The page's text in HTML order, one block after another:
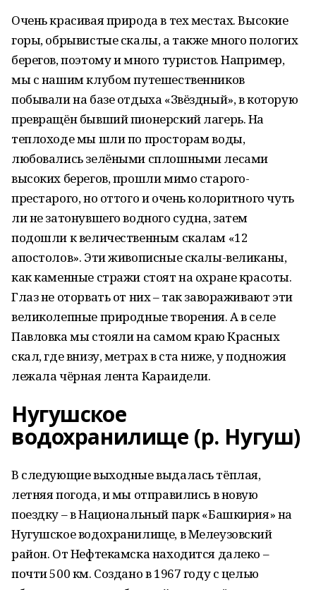
Очень красивая природа в тех местах. Высокие
горы, обрывистые скалы, а также много пологих
берегов, поэтому и много туристов. Например,
мы с нашим клубом путешественников
побывали на базе отдыха «Звёздный», в которую
превращён бывший пионерский лагерь. На
теплоходе мы шли по просторам воды,
любовались зелёными сплошными лесами
высоких берегов, прошли мимо старого-
престарого, но оттого и очень колоритного чуть
ли не затонувшего водного судна, затем
подошли к величественным скалам «12
апостолов». Эти живописные скалы-великаны,
как каменные стражи стоят на охране красоты.
Глаз не оторвать от них – так завораживают эти
великолепные природные творения. А в селе
Павловка мы стояли на самом краю Красных
скал, где внизу, метрах в ста ниже, у подножия
лежала чёрная лента Караидели.
Нугушское
водохранилище (р. Нугуш)
В следующие выходные выдалась тёплая,
летняя погода, и мы отправились в новую
поездку – в Национальный парк «Башкирия» на
Нугушское водохранилище, в Мелеузовский
район. От Нефтекамска находится далеко –
почти 500 км. Создано в 1967 году с целью